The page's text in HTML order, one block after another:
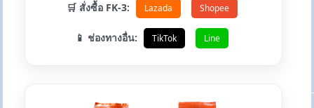
🛒 สั่งซื้อ FK-3: Lazada Shopee
📱 ช่องทางอื่น: TikTok Line